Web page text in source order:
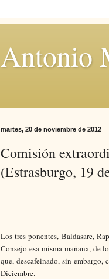
Antonio
martes, 20 de noviembre de 2012
Comisión
(Estrasburgo, 19
Los tres ponentes, Baldasare,
Consejo esa misma mañana, de
que, descafeinado, sin
Diciembre.